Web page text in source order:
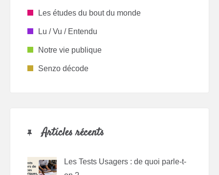
Les études du bout du monde
Lu / Vu / Entendu
Notre vie publique
Senzo décode
Articles récents
Les Tests Usagers : de quoi parle-t-